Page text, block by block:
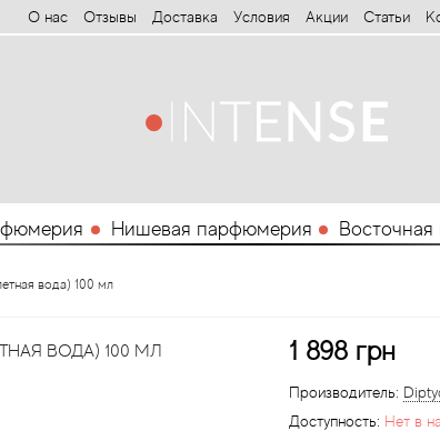
О нас Отзывы Доставка Условия Aкции Статьи
Нишевая парфюмерия
вода) 100 мл
ВОДА) 100 МЛ 1 898 грн
Производитель:
Доступность: Нет в